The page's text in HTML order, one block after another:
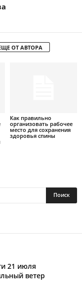
ОТ АВТОРА
Как правильно
организовать рабочее
место для сохранения
здоровья спины
21 июля
ветер